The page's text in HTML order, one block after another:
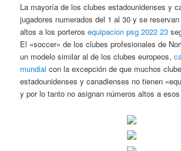
La mayoría de los clubes estadounidenses y
jugadores numerados del 1 al 30 y se
altos a los porterosequipacion psg 2022 23
El «soccer» de los clubes profesionales de
un modelo similar al de los clubes europeos,
mundial con la excepción de que muchos
estadounidenses y canadienses no tienen
y por lo tanto no asignan números altos a